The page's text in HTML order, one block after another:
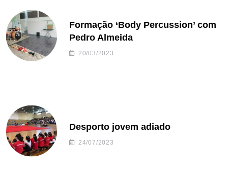
Formação ‘Body Percussion’ com
Pedro Almeida
20/03/2023
Desporto jovem adiado
24/07/2023